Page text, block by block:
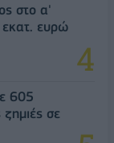
στο α'
ευρώ
605
σε